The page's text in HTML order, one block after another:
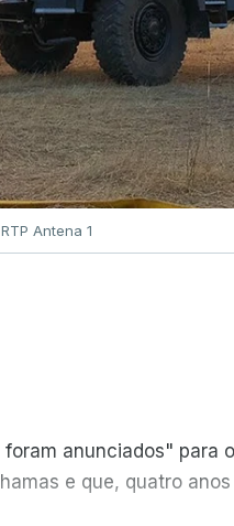
Antena 1
anunciados" para
e que, quatro